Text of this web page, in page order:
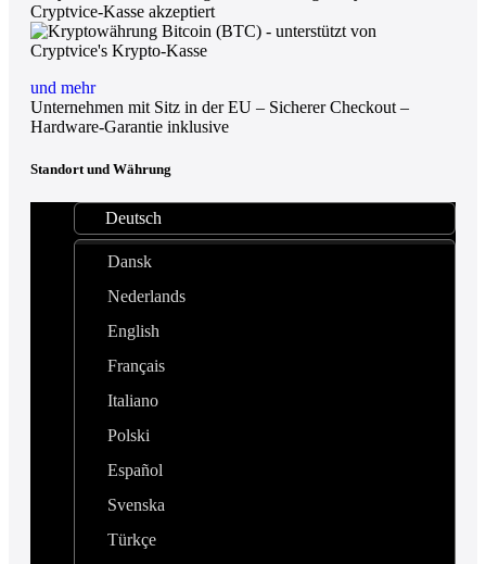
und mehr
Unternehmen mit Sitz in der EU – Sicherer Checkout –
Hardware-Garantie inklusive
Standort und Währung
Deutsch
Dansk
Nederlands
English
Français
Italiano
Polski
Español
Svenska
Türkçe